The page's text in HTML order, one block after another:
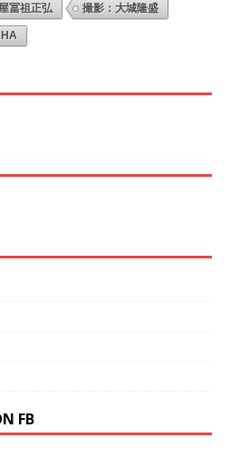
冨祖正弘 撮影：大城隆盛
FB